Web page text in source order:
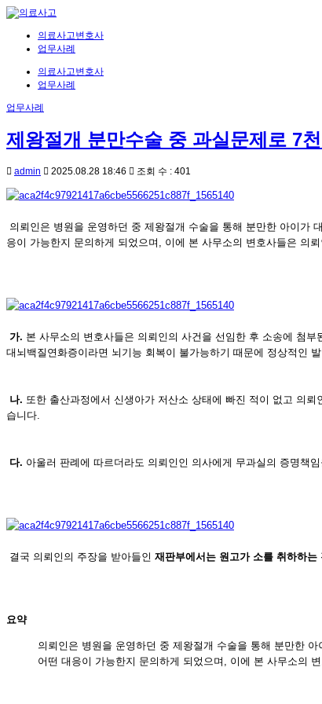
의료사고변호사
업무사례
의료사고변호사
업무사례
업무사례
제왕절개 분만수술 중 과실문제로 7
admin 2025.08.28 18:46 조회 수 : 401
의뢰인은 병원을 운영하던 중 제왕절개 수술을 통해 분만한 아이가
응이 가능한지 문의하게 되었으며, 이에 본 사무소의 변호사들은 의
가. 본 사무소의 변호사들은 의뢰인의 사건을 선임한 후 소송에 첨
대뇌백질연화증이라면 뇌기능 회복이 불가능하기 때문에 정상적인
나. 또한 출산과정에서 신생아가 저산소 상태에 빠진 적이 없고 의
습니다.
다. 아울러 판례에 따르더라도 의뢰인인 의사에게 무과실의 증명책
결국 의뢰인의 주장을 받아들인 재판부에서는 원고가 소를 취하하는
요약
의뢰인은 병원을 운영하던 중 제왕절개 수술을 통해 분만한
어떤 대응이 가능한지 문의하게 되었으며, 이에 본 사무소의